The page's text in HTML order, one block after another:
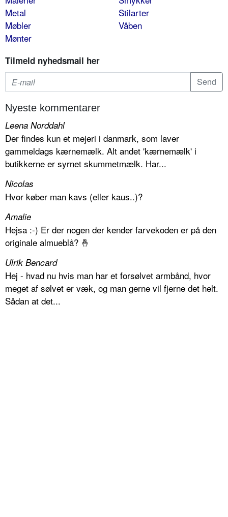
Metal
Møbler
Mønter
Stilarter
Våben
Tilmeld nyhedsmail her
Nyeste kommentarer
Leena Norddahl
Der findes kun et mejeri i danmark, som laver
gammeldags kærnemælk. Alt andet 'kærnemælk' i
butikkerne er syrnet skummetmælk. Har...
Nicolas
Hvor køber man kavs (eller kaus..)?
Amalie
Hejsa :-) Er der nogen der kender farvekoden er på den
originale almueblå? 🤞
Ulrik Bencard
Hej - hvad nu hvis man har et forsølvet armbånd, hvor
meget af sølvet er væk, og man gerne vil fjerne det helt.
Sådan at det...